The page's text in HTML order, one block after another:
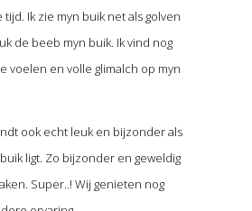
tijd. Ik zie myn buik net als golven
de beeb myn buik. Ik vind nog
voelen en volle glimalch op myn
ook echt leuk en bijzonder als
ligt. Zo bijzonder en geweldig
Super..! Wij genieten nog